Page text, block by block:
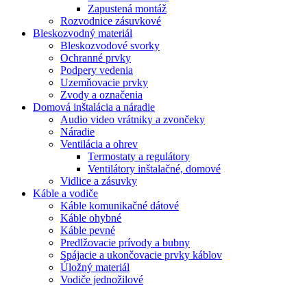
Zapustená montáž
Rozvodnice zásuvkové
Bleskozvodný materiál
Bleskozvodové svorky
Ochranné prvky
Podpery vedenia
Uzemňovacie prvky
Zvody a označenia
Domová inštalácia a náradie
Audio video vrátniky a zvončeky
Náradie
Ventilácia a ohrev
Termostaty a regulátory
Ventilátory inštalačné, domové
Vidlice a zásuvky
Káble a vodiče
Káble komunikačné dátové
Káble ohybné
Káble pevné
Predlžovacie prívody a bubny
Spájacie a ukončovacie prvky káblov
Úložný materiál
Vodiče jednožilové